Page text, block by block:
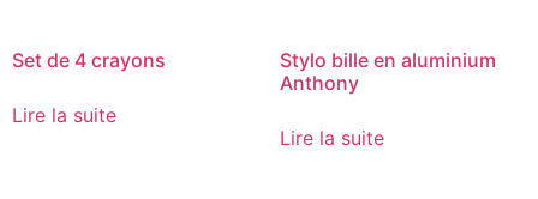
Set de 4 crayons
Lire la suite
Stylo bille en aluminium
Anthony
Lire la suite